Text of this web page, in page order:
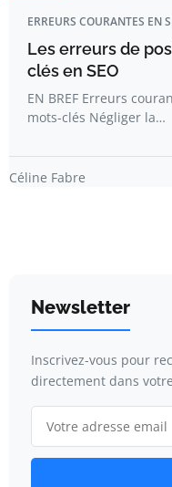
ERREURS COURANTES EN
Les erreurs de
clés en SEO
EN BREF Erreurs
mots-clés Négliger la…
Céline Fabre
Newsletter
Inscrivez-vous pour
directement dans